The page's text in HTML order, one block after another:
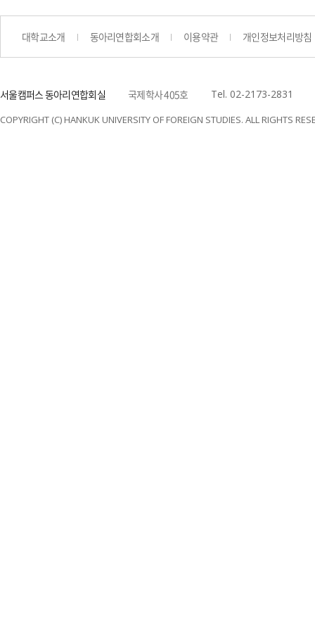
대학교소개 동아리연합회소개 이용약관 개인정보처리방침
서울캠퍼스 동아리연합회실 국제학사 405호 Tel. 02-2173-2831
COPYRIGHT (C) HANKUK UNIVERSITY OF FOREIGN STUDIES. ALL RIGHTS